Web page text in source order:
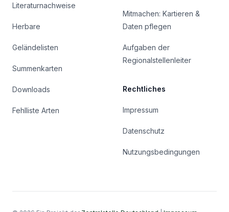
Literaturnachweise
Herbare
Geländelisten
Summenkarten
Downloads
Fehlliste Arten
Mitmachen: Kartieren &
Daten pflegen
Aufgaben der
Regionalstellenleiter
Rechtliches
Impressum
Datenschutz
Nutzungsbedingungen